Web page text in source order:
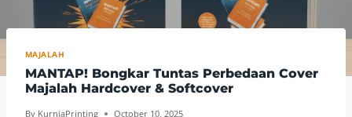
MAJALAH
MANTAP! Bongkar Tuntas Perbedaan Cover
Majalah Hardcover & Softcover
By KurniaPrinting October 10, 2025